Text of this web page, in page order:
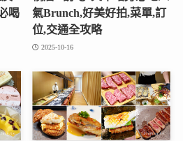
喝
氣Brunch,好美好拍,菜單,訂
位,交通全攻略
2025-10-16